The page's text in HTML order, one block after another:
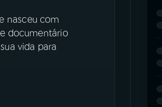
nasceu com
documentário
vida para